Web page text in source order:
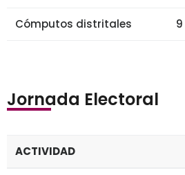
Cómputos distritales
Jornada Electoral
ACTIVIDAD